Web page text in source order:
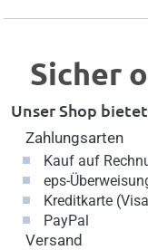
Sicher
Unser Shop
Zahlungsarten
Kauf auf
eps-
Kreditkarte
PayPal
Versand